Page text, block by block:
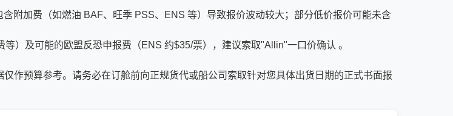
附加费（如燃油 BAF、旺季 PSS、ENS 等）导致报价波动较大；部分低价报价可能未含
）及可能的欧盟反恐申报费（ENS 约$35/票），建议索取"Allin"一口价确认 。
作预算参考。请务必在订舱前向正规货代或船公司索取针对您具体出货日期的正式书面报